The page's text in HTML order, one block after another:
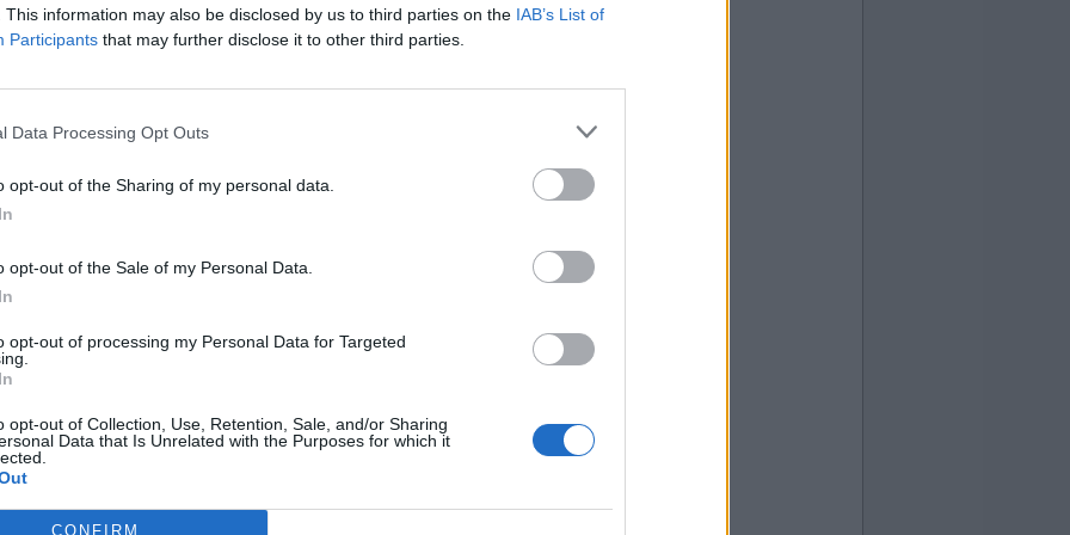
This information may also be disclosed by us to third parties on the IAB’s List of
Participants that may further disclose it to other third parties.
Data Processing Opt Outs
opt-out of the Sharing of my personal data.
opt-out of the Sale of my Personal Data.
opt-out of processing my Personal Data for Targeted
opt-out of Collection, Use, Retention, Sale, and/or Sharing
Data that Is Unrelated with the Purposes for which it
CONFIRM
a bandeira
Não Para
of Experience